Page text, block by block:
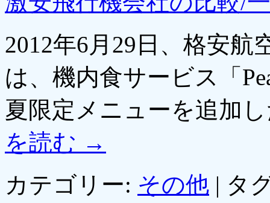
2012年6月29日、格安航
は、機内食サービス「
夏限定メニューを追加
を読む →
カテゴリー: その他 | タ